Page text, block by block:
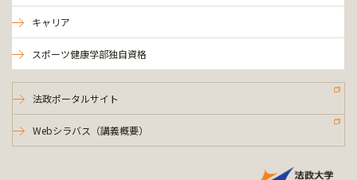
キャリア
スポーツ健康学部独自資格
法政ポータルサイト
Webシラバス（講義概要）